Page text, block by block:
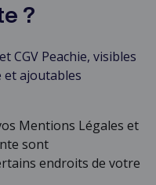
?
CGV Peachie, visibles
ajoutables
Mentions Légales et
sont
endroits de votre